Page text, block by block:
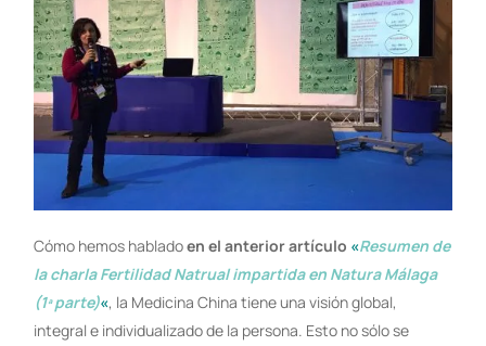
Cómo hemos habladoen el anterior artículo «Resumen de
la charla Fertilidad Natrual impartida en Natura Málaga
(1ª parte)«, la Medicina China tiene una visión global,
integral e individualizado de la persona. Esto no sólo se